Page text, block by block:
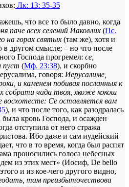
Лк: 13: 35-35
что все то было давно, когда
паче всех селений Иаковлих (Пс.
на горах святых (там же), хотя и
в другом смысле; – но что после
Господа прогремел: се,
пуст (Мф. 23:38), и скорбно
говоря: Иерусалиме,
и каменем побивая посланныя к
собрати чада твоя, якоже кокош
восхотесте: Се оставляется вам
), и что после того, как разодралась
была кровь Господа, и осажден
отступила от него стража
Ибо даже и сам иудейский
что в то время, когда был распят
проносились голоса небесных
из этих мест» (Иосиф, De bello
и из кое-чего другого видно,
там преизбыточествова